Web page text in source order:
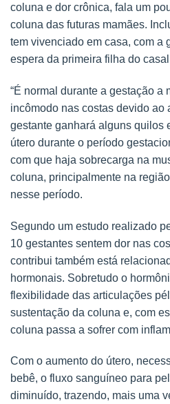
coluna e dor crônica, fala um
coluna das futuras mamães.
tem vivenciado em casa, com a
espera da primeira filha do
“É normal durante a gestação a
incômodo nas costas devido ao
gestante ganhará alguns quilos
útero durante o período
com que haja sobrecarga na
coluna, principalmente na
nesse período.
Segundo um estudo realizado
10 gestantes sentem dor nas
contribui também está
hormonais. Sobretudo o
flexibilidade das articulações
sustentação da coluna e, com
coluna passa a sofrer com
Com o aumento do útero,
bebê, o fluxo sanguíneo para
diminuído, trazendo, mais uma